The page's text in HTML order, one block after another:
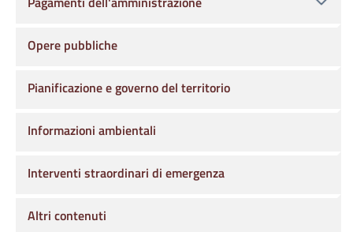
Opere pubbliche
Pianificazione e governo del territorio
Informazioni ambientali
Interventi straordinari di emergenza
Altri contenuti